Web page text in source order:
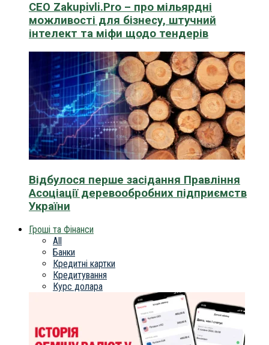
CEO Zakupivli.Pro – про мільярдні
можливості для бізнесу, штучний
інтелект та міфи щодо тендерів
Відбулося перше засідання Правління
Асоціації деревообробних підприємств
України
Гроші та Фінанси
All
Банки
Кредитні картки
Кредитування
Курс долара